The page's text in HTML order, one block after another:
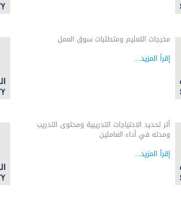
مخرجات التعليم ومتطلبات سوق العمل
إقرأ المزيد...
أثر تحديد الاحتياجات التدريبية ومحتوى التدريب
ومدته في أداء العاملين
إقرأ المزيد...